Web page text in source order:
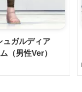
ュガルディア
（男性Ver）